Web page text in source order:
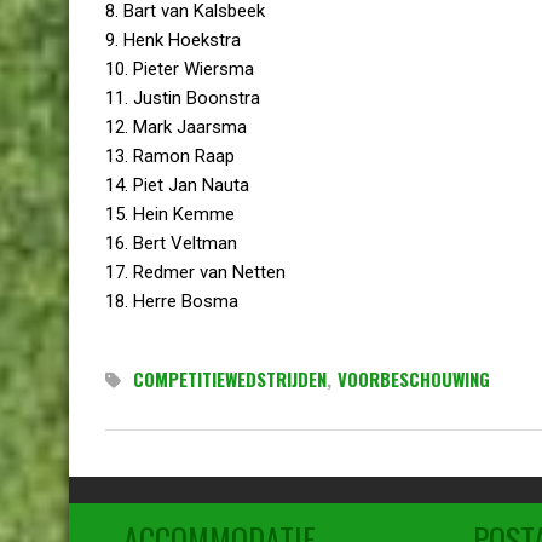
8. Bart van Kalsbeek
9. Henk Hoekstra
10. Pieter Wiersma
11. Justin Boonstra
12. Mark Jaarsma
13. Ramon Raap
14. Piet Jan Nauta
15. Hein Kemme
16. Bert Veltman
17. Redmer van Netten
18. Herre Bosma
COMPETITIEWEDSTRIJDEN, VOORBESCHOUWING